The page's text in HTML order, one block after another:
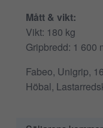
Mått & vikt:
Vikt: 180 kg
Gripbredd: 1 600
Fabeo, Unigrip,
Höbal,